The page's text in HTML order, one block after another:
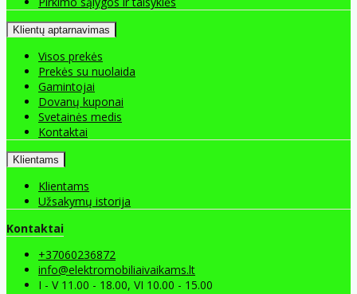
Klientų aptarnavimas
Visos prekės
Prekės su nuolaida
Gamintojai
Dovanų kuponai
Svetainės medis
Kontaktai
Klientams
Klientams
Užsakymų istorija
Kontaktai
+37060236872
info@elektromobiliaivaikams.lt
I - V 11.00 - 18.00, VI 10.00 - 15.00